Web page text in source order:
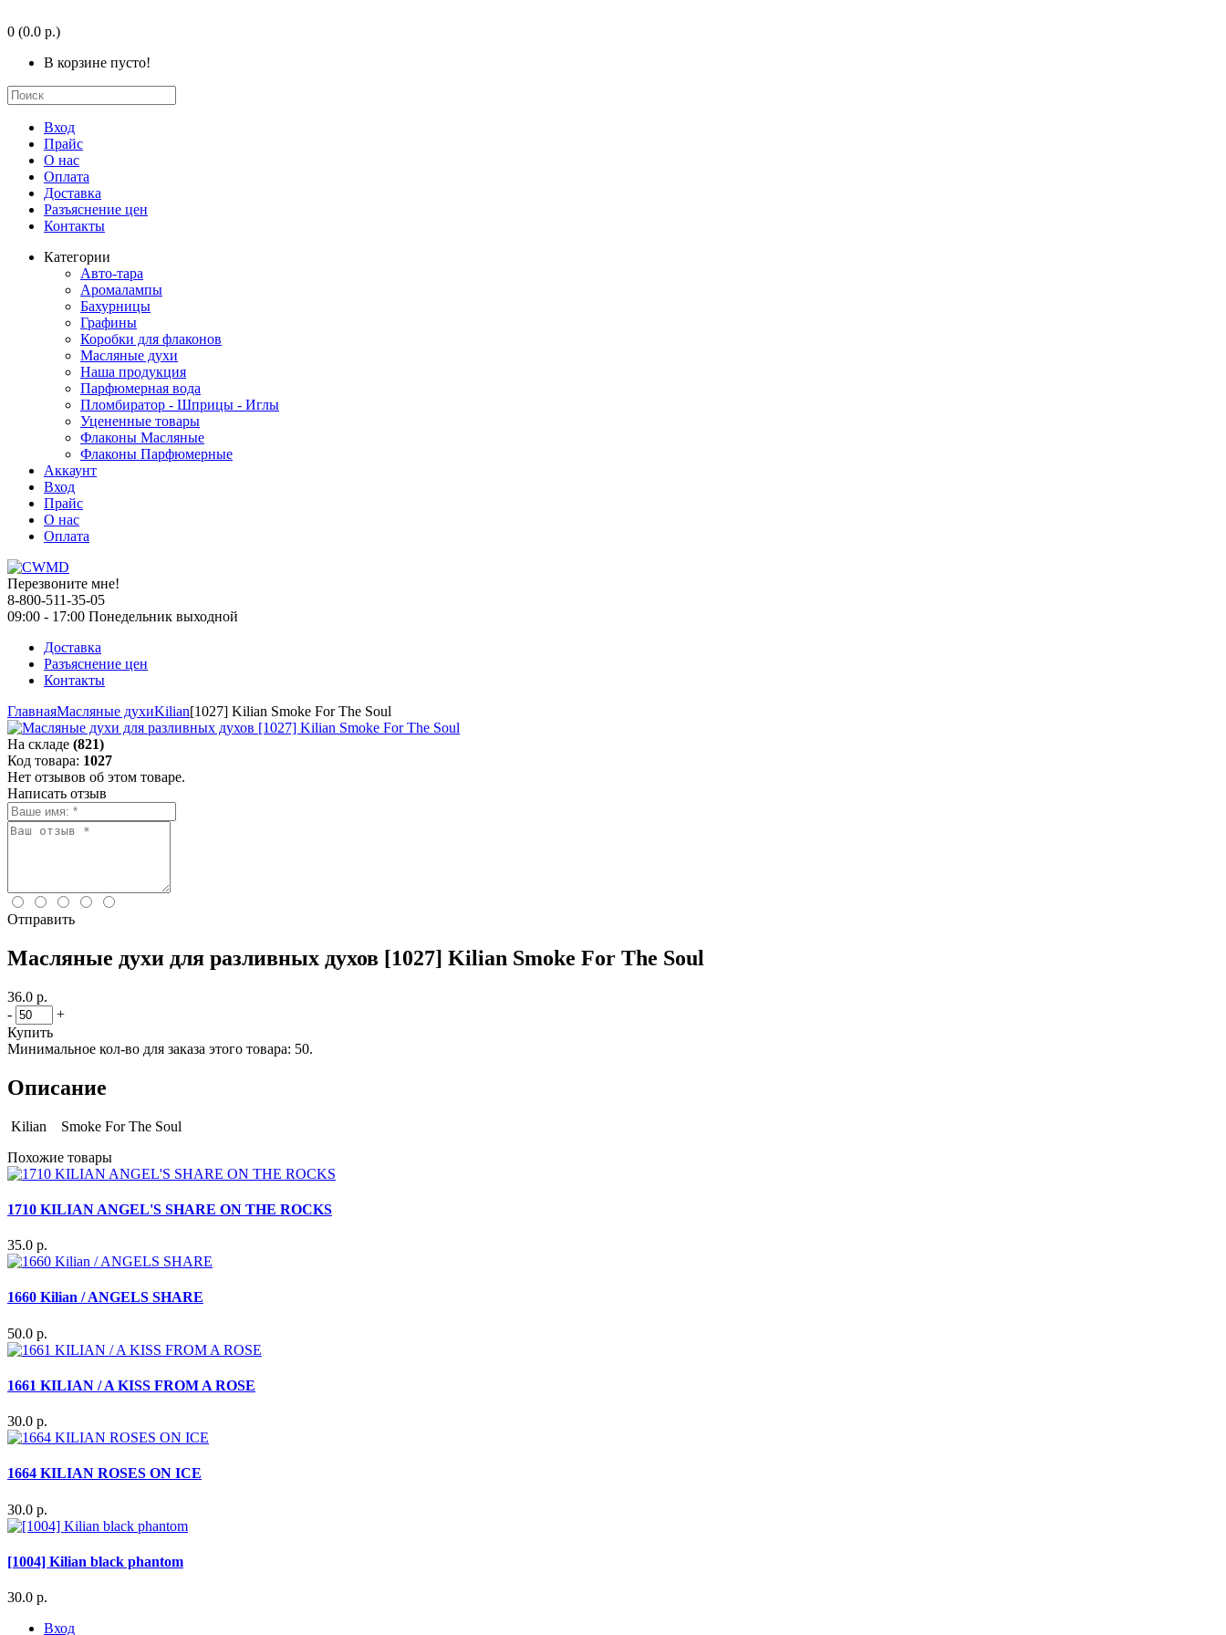
0 (0.0 р.)
В корзине пусто!
Вход
Прайс
О нас
Оплата
Доставка
Разъяснение цен
Контакты
Категории
Авто-тара
Аромалампы
Бахурницы
Графины
Коробки для флаконов
Масляные духи
Наша продукция
Парфюмерная вода
Пломбиратор - Шприцы - Иглы
Уцененные товары
Флаконы Масляные
Флаконы Парфюмерные
Аккаунт
Вход
Прайс
О нас
Оплата
Перезвоните мне!
8-800-511-35-05
09:00 - 17:00 Понедельник выходной
Доставка
Разъяснение цен
Контакты
ГлавнаяМасляные духиKilian[1027] Kilian Smoke For The Soul
На складе (821)
Код товара: 1027
Нет отзывов об этом товаре.
Написать отзыв
Отправить
Масляные духи для разливных духов [1027] Kilian Smoke For The Soul
36.0 р.
-
+
Купить
Минимальное кол-во для заказа этого товара: 50.
Описание
Kilian Smoke For The Soul
Похожие товары
1710 KILIAN ANGEL'S SHARE ON THE ROCKS
35.0 р.
1660 Kilian / ANGELS SHARE
50.0 р.
1661 KILIAN / A KISS FROM A ROSE
30.0 р.
1664 KILIAN ROSES ON ICE
30.0 р.
[1004] Kilian black phantom
30.0 р.
Вход